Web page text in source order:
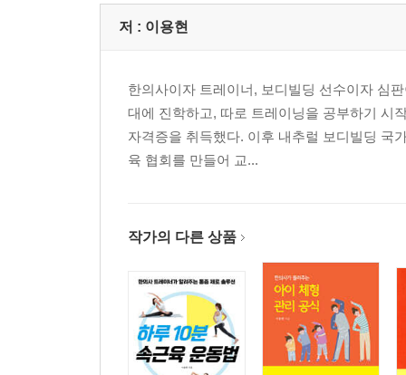
저 : 이용현
한의사이자 트레이너, 보디빌딩 선수이자 심
대에 진학하고, 따로 트레이닝을 공부하기 시
자격증을 취득했다. 이후 내추럴 보디빌딩 국
육 협회를 만들어 교...
작가의 다른 상품